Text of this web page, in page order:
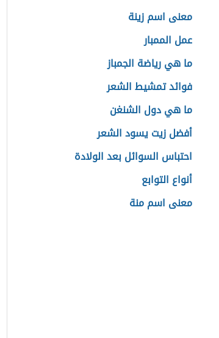
معنى اسم زينة
عمل الممبار
ما هي رياضة الجمباز
فوائد تمشيط الشعر
ما هي دول الشنغن
أفضل زيت يسود الشعر
احتباس السوائل بعد الولادة
أنواع التوابع
معنى اسم منة